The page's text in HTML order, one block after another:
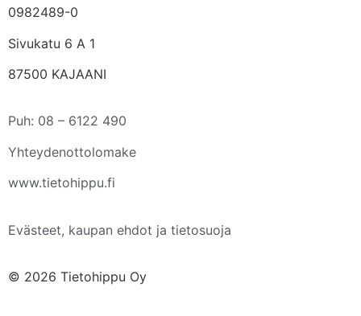
0982489-0
Sivukatu 6 A 1
87500 KAJAANI
Puh: 08 – 6122 490
Yhteydenottolomake
www.tietohippu.fi
Evästeet, kaupan ehdot ja tietosuoja
© 2026 Tietohippu Oy